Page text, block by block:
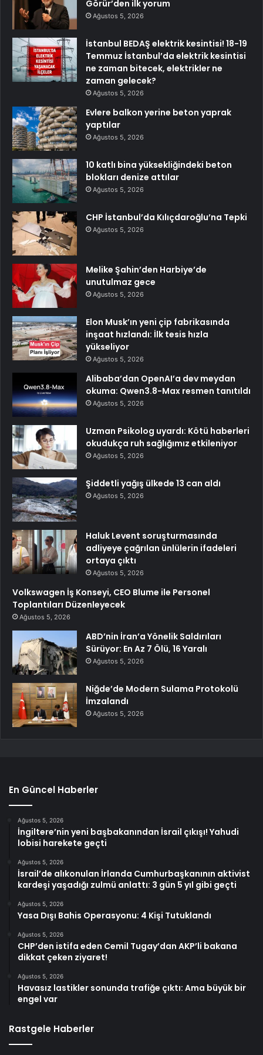
Görür’den ilk yorum
Ağustos 5, 2026
İstanbul BEDAŞ elektrik kesintisi! 18-19
Temmuz İstanbul’da elektrik kesintisi
ne zaman bitecek, elektrikler ne
zaman gelecek?
Ağustos 5, 2026
Evlere balkon yerine beton yaprak
yaptılar
Ağustos 5, 2026
10 katlı bina yüksekliğindeki beton
blokları denize attılar
Ağustos 5, 2026
CHP İstanbul’da Kılıçdaroğlu’na Tepki
Ağustos 5, 2026
Melike Şahin’den Harbiye’de
unutulmaz gece
Ağustos 5, 2026
Elon Musk’ın yeni çip fabrikasında
inşaat hızlandı: İlk tesis hızla
yükseliyor
Ağustos 5, 2026
Alibaba’dan OpenAI’a dev meydan
okuma: Qwen3.8-Max resmen tanıtıldı
Ağustos 5, 2026
Uzman Psikolog uyardı: Kötü haberleri
okudukça ruh sağlığımız etkileniyor
Ağustos 5, 2026
Şiddetli yağış ülkede 13 can aldı
Ağustos 5, 2026
Haluk Levent soruşturmasında
adliyeye çağrılan ünlülerin ifadeleri
ortaya çıktı
Ağustos 5, 2026
Volkswagen İş Konseyi, CEO Blume ile Personel
Toplantıları Düzenleyecek
Ağustos 5, 2026
ABD’nin İran’a Yönelik Saldırıları
Sürüyor: En Az 7 Ölü, 16 Yaralı
Ağustos 5, 2026
Niğde’de Modern Sulama Protokolü
İmzalandı
Ağustos 5, 2026
En Güncel Haberler
Ağustos 5, 2026
İngiltere’nin yeni başbakanından İsrail çıkışı! Yahudi
lobisi harekete geçti
Ağustos 5, 2026
İsrail’de alıkonulan İrlanda Cumhurbaşkanının aktivist
kardeşi yaşadığı zulmü anlattı: 3 gün 5 yıl gibi geçti
Ağustos 5, 2026
Yasa Dışı Bahis Operasyonu: 4 Kişi Tutuklandı
Ağustos 5, 2026
CHP’den istifa eden Cemil Tugay’dan AKP’li bakana
dikkat çeken ziyaret!
Ağustos 5, 2026
Havasız lastikler sonunda trafiğe çıktı: Ama büyük bir
engel var
Rastgele Haberler